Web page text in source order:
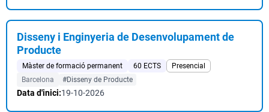
Disseny i Enginyeria de Desenvolupament de
Producte
Màster de formació permanent 60 ECTS
Presencial
Barcelona
#Disseny de Producte
Data d'inici:19-10-2026